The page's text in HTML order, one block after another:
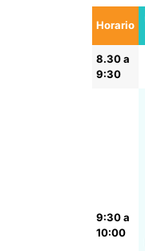
Horario
8.30 a
9:30
9:30 a
10:00